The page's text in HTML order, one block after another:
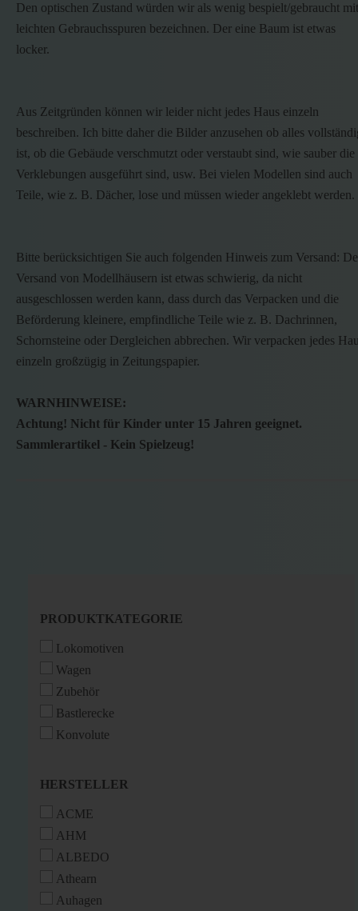
Den optischen Zustand würden wir als wenig bespielt/gebraucht mit
leichten Gebrauchsspuren bezeichnen. Der eine Baum ist etwas
locker.
Aus Zeitgründen können wir leider nicht jedes Haus einzeln
beschreiben. Ich bitte daher die Bilder anzusehen ob alles
ist, ob die Gebäude verschmutzt oder verstaubt sind, wie sauber die
Verklebungen ausgeführt sind, usw. Bei vielen Modellen sind auch
Teile, wie z. B. Dächer, lose und müssen wieder angeklebt werden.
Bitte berücksichtigen Sie auch folgenden Hinweis zum Versand:
Versand von Modellhäusern ist etwas schwierig, da nicht
ausgeschlossen werden kann, dass durch das Verpacken und die
Beförderung kleinere, empfindliche Teile wie z. B. Dachrinnen,
Schornsteine oder Dergleichen abbrechen. Wir verpacken jedes
einzeln großzügig in Zeitungspapier.
WARNHINWEISE:
Achtung! Nicht für Kinder unter 15 Jahren geeignet.
Sammlerartikel - Kein Spielzeug!
PRODUKTKATEGORIE
PRODUKTKATEGORIE
Lokomotiven
Wagen
Zubehör
Bastlerecke
Konvolute
HERSTELLER
HERSTELLER
ACME
AHM
ALBEDO
Athearn
Auhagen